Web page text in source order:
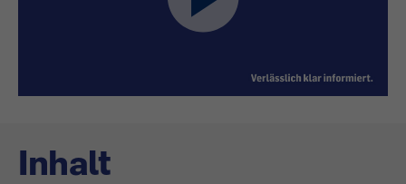
Inhalt